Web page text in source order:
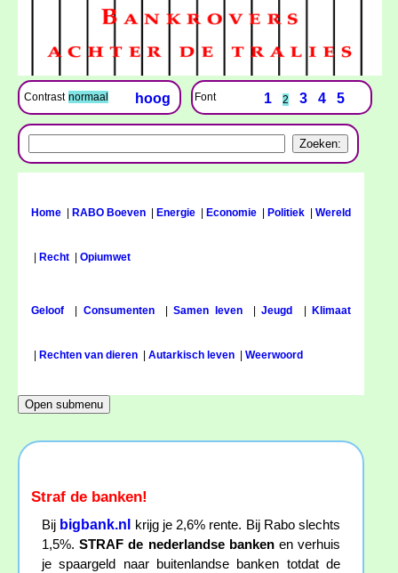
Contrast normaal hoog Font 1 2 3 4 5
Home RABO Boeven Energie Economie Politiek Wereld
Recht Opiumwet
Geloof Consumenten|Samen leven|Jeugd Klimaat
Rechten van dieren Autarkisch leven Weerwoord
Straf de banken!
Bij bigbank.nl
krijg je 2,6% rente. Bij Rabo slechts
1,5%.STRAF de nederlandse bankenen verhuis
je spaargeld naar buitenlandse banken totdat de